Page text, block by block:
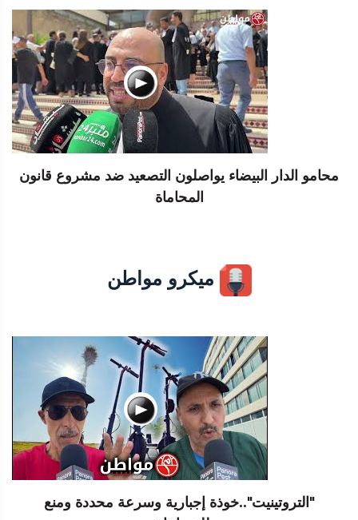
محامو الدار البيضاء يواصلون التصعيد ضد مشروع قانون
المحاماة
ميكرو مواطن
"التروتينيت"..خوذة إجبارية وسرعة محددة ومنع